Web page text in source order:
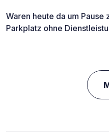
Waren heute da um Pause
Parkplatz ohne